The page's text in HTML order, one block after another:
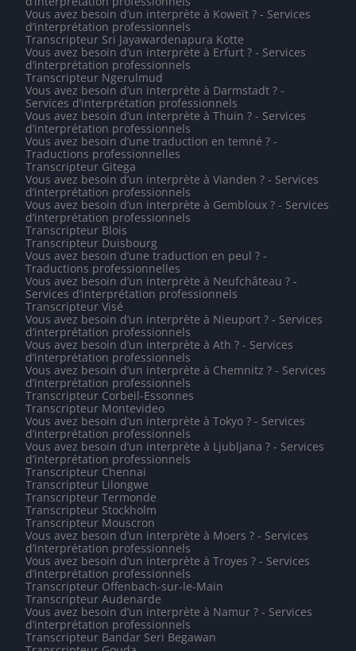
Vous avez besoin d’un interprète à Koweït ? - Services
d’interprétation professionnels
Transcripteur Sri Jayawardenapura Kotte
Vous avez besoin d’un interprète à Erfurt ? - Services
d’interprétation professionnels
Transcripteur Ngerulmud
Vous avez besoin d’un interprète à Darmstadt ? -
Services d’interprétation professionnels
Vous avez besoin d’un interprète à Thuin ? - Services
d’interprétation professionnels
Vous avez besoin d’une traduction en temné ? -
Traductions professionnelles
Transcripteur Gitega
Vous avez besoin d’un interprète à Vianden ? - Services
d’interprétation professionnels
Vous avez besoin d’un interprète à Gembloux ? - Services
d’interprétation professionnels
Transcripteur Blois
Transcripteur Duisbourg
Vous avez besoin d’une traduction en peul ? -
Traductions professionnelles
Vous avez besoin d’un interprète à Neufchâteau ? -
Services d’interprétation professionnels
Transcripteur Visé
Vous avez besoin d’un interprète à Nieuport ? - Services
d’interprétation professionnels
Vous avez besoin d’un interprète à Ath ? - Services
d’interprétation professionnels
Vous avez besoin d’un interprète à Chemnitz ? - Services
d’interprétation professionnels
Transcripteur Corbeil-Essonnes
Transcripteur Montevideo
Vous avez besoin d’un interprète à Tokyo ? - Services
d’interprétation professionnels
Vous avez besoin d’un interprète à Ljubljana ? - Services
d’interprétation professionnels
Transcripteur Chennai
Transcripteur Lilongwe
Transcripteur Termonde
Transcripteur Stockholm
Transcripteur Mouscron
Vous avez besoin d’un interprète à Moers ? - Services
d’interprétation professionnels
Vous avez besoin d’un interprète à Troyes ? - Services
d’interprétation professionnels
Transcripteur Offenbach-sur-le-Main
Transcripteur Audenarde
Vous avez besoin d’un interprète à Namur ? - Services
d’interprétation professionnels
Transcripteur Bandar Seri Begawan